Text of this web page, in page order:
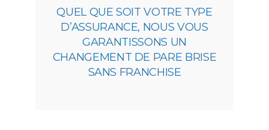
QUEL QUE SOIT VOTRE TYPE
D’ASSURANCE, NOUS VOUS
GARANTISSONS UN
CHANGEMENT DE PARE BRISE
SANS FRANCHISE